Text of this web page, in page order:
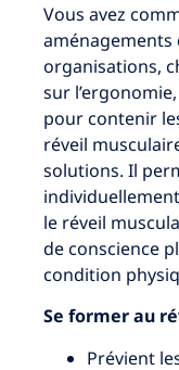
Vous avez
aménagements
organisations,
sur
pour contenir
réveil
solutions. Il
le réveil
de conscience
condition
Se former au
Prévient